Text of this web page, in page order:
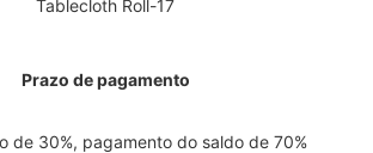
Prazo de pagamento
de 30%, pagamento do saldo de 70%